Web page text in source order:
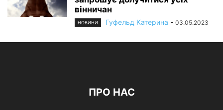
вінничан
НОВИНИ Гуфельд Катерина - 03.05.2023
ПРО НАС